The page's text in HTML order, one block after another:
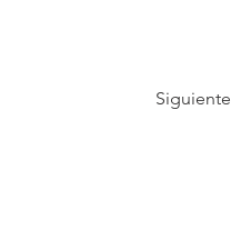
Siguiente